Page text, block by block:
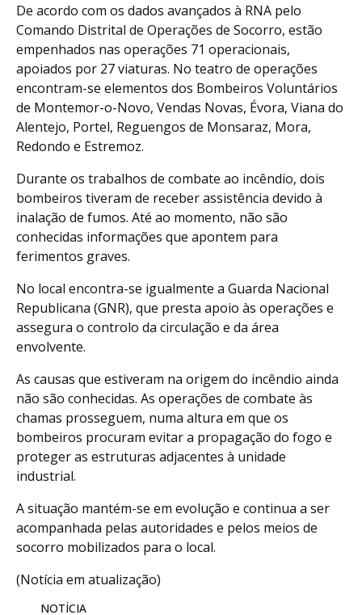
De acordo com os dados avançados à RNA pelo
Comando Distrital de Operações de Socorro, estão
empenhados nas operações 71 operacionais,
apoiados por 27 viaturas. No teatro de operações
encontram-se elementos dos Bombeiros Voluntários
de Montemor-o-Novo, Vendas Novas, Évora, Viana do
Alentejo, Portel, Reguengos de Monsaraz, Mora,
Redondo e Estremoz.
Durante os trabalhos de combate ao incêndio, dois
bombeiros tiveram de receber assistência devido à
inalação de fumos. Até ao momento, não são
conhecidas informações que apontem para
ferimentos graves.
No local encontra-se igualmente a Guarda Nacional
Republicana (GNR), que presta apoio às operações e
assegura o controlo da circulação e da área
envolvente.
As causas que estiveram na origem do incêndio ainda
não são conhecidas. As operações de combate às
chamas prosseguem, numa altura em que os
bombeiros procuram evitar a propagação do fogo e
proteger as estruturas adjacentes à unidade
industrial.
A situação mantém-se em evolução e continua a ser
acompanhada pelas autoridades e pelos meios de
socorro mobilizados para o local.
(Notícia em atualização)
NOTÍCIA